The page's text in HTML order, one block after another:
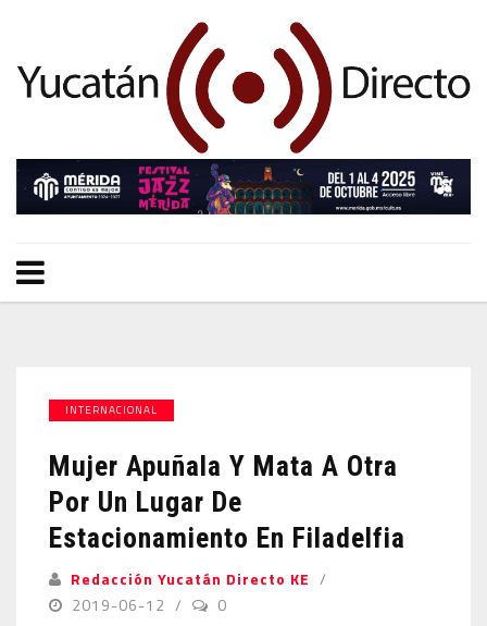
INTERNACIONAL
Mujer Apuñala Y Mata A Otra
Por Un Lugar De
Estacionamiento En Filadelfia
Redacción Yucatán Directo KE
2019-06-12
0